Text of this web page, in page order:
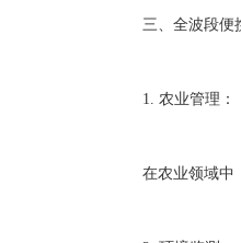
三、全波段便携
1. 农业管理：
在农业领域中，